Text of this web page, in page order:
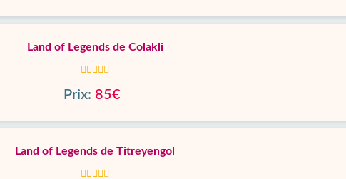
Land of Legends de Colakli
Prix: 85€
Land of Legends de Titreyengol